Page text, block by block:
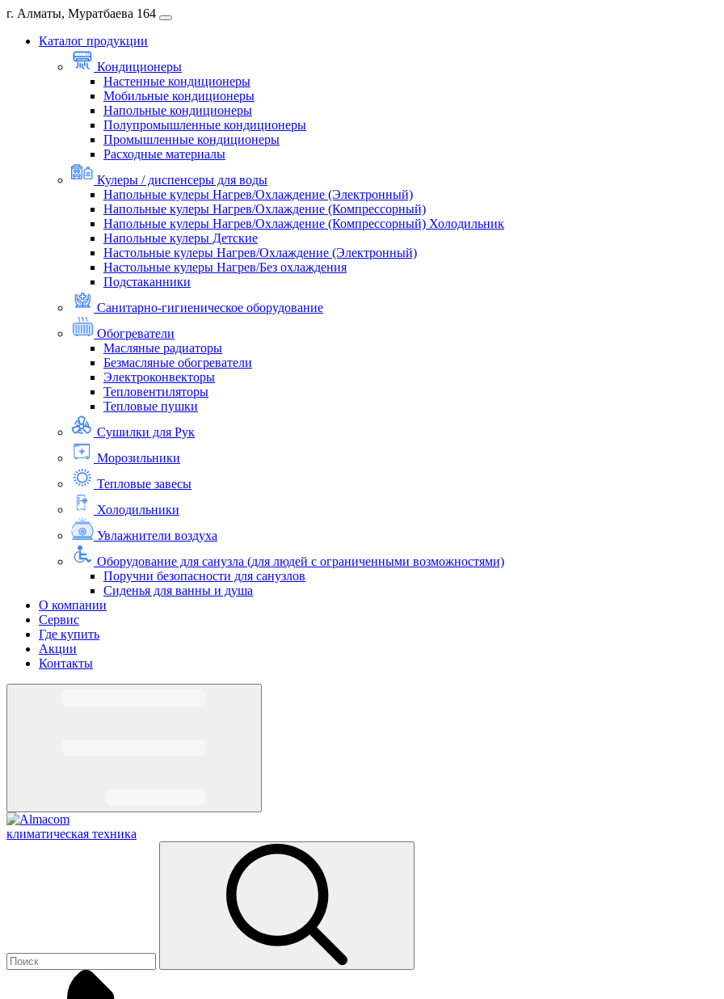
г. Алматы, Муратбаева 164
Каталог продукции
Кондиционеры
Настенные кондиционеры
Мобильные кондиционеры
Напольные кондиционеры
Полупромышленные кондиционеры
Промышленные кондиционеры
Расходные материалы
Кулеры / диспенсеры для воды
Напольные кулеры Нагрев/Охлаждение (Электронный)
Напольные кулеры Нагрев/Охлаждение (Компрессорный)
Напольные кулеры Нагрев/Охлаждение (Компрессорный) Холодильник
Напольные кулеры Детские
Настольные кулеры Нагрев/Охлаждение (Электронный)
Настольные кулеры Нагрев/Без охлаждения
Подстаканники
Санитарно-гигиеническое оборудование
Обогреватели
Масляные радиаторы
Безмасляные обогреватели
Электроконвекторы
Тепловентиляторы
Тепловые пушки
Сушилки для Рук
Морозильники
Тепловые завесы
Холодильники
Увлажнители воздуха
Оборудование для санузла (для людей с ограниченными возможностями)
Поручни безопасности для санузлов
Сиденья для ванны и душа
О компании
Сервис
Где купить
Акции
Контакты
климатическая техника